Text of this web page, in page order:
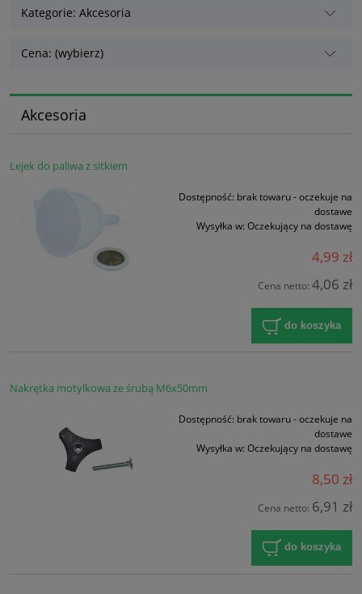
Kategorie: Akcesoria
Cena: (wybierz)
Akcesoria
Lejek do paliwa z sitkiem
Dostępność: brak towaru - oczekuje na
dostawe
Wysyłka w: Oczekujący na dostawę
4,99 zł
Cena netto: 4,06 zł
do koszyka
Nakrętka motylkowa ze śrubą M6x50mm
Dostępność: brak towaru - oczekuje na
dostawe
Wysyłka w: Oczekujący na dostawę
8,50 zł
Cena netto: 6,91 zł
do koszyka